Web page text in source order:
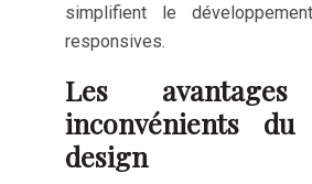
simplifient le
responsives.
Les
inconvénients du
design